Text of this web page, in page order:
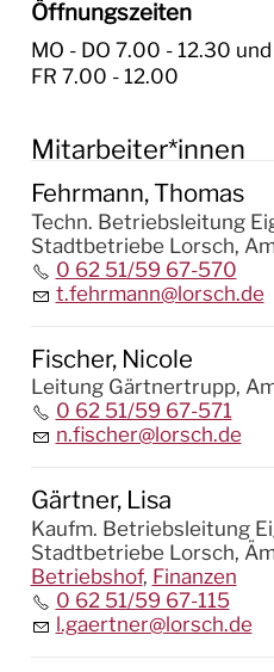
Öffnungszeiten
MO - DO 7.00 - 12.30
FR 7.00 - 12.00
Mitarbeiter*innen
Fehrmann, Thomas
Techn. Betriebsleitung
Stadtbetriebe Lorsch,
0 62 51/59 67-570
t.fehrmann@lorsch.de
Fischer, Nicole
Leitung Gärtnertrupp,
0 62 51/59 67-571
n.fischer@lorsch.de
Gärtner, Lisa
Kaufm. Betriebsleitung
Stadtbetriebe Lorsch,
Betriebshof, Finanzen
0 62 51/59 67-115
l.gaertner@lorsch.de